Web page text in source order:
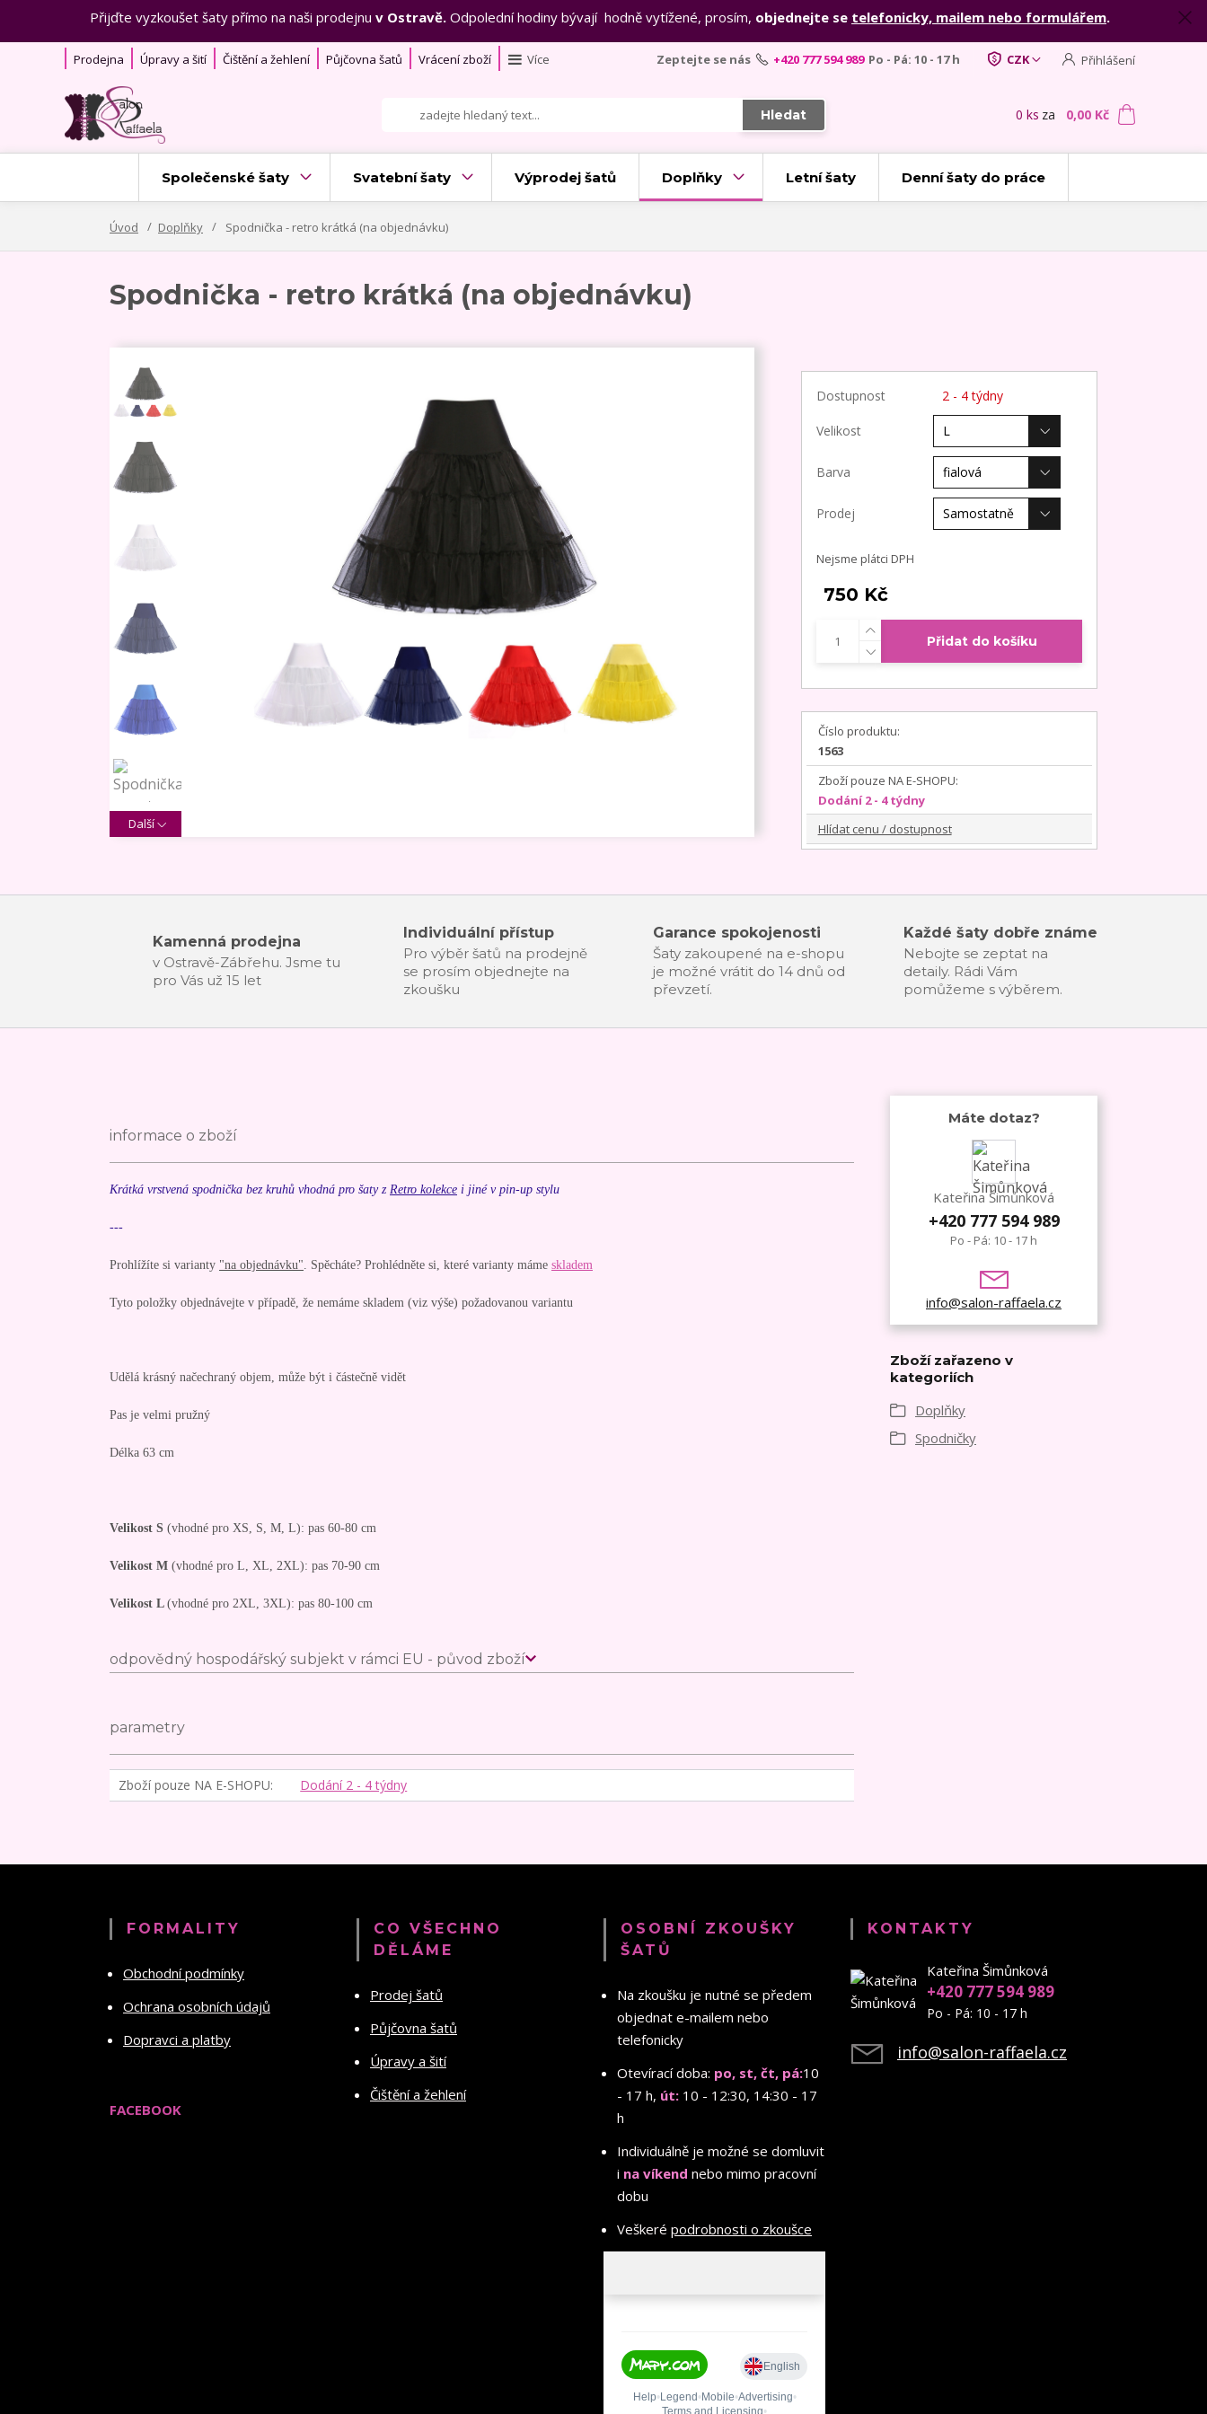
Přijďte vyzkoušet šaty přímo na naši prodejnu v Ostravě. Odpolední hodiny bývají hodně vytížené, prosím, objednejte se telefonicky, mailem nebo formulářem.
Prodejna Úpravy a šití Čištění a žehlení Půjčovna šatů Vrácení zboží Více CZK Přihlášení
Hledat
Zeptejte se nás +420 777 594 989 Po - Pá: 10 - 17 h
0 ks za 0,00 Kč
Společenské šaty Svatební šaty Výprodej šatů Doplňky Letní šaty Denní šaty do práce
Úvod Doplňky Spodnička - retro krátká (na objednávku)
Spodnička - retro krátká (na objednávku)
Další
Dostupnost 2 - 4 týdny
Velikost
Barva
Prodej
Nejsme plátci DPH
750 Kč
Přidat do košíku
Číslo produktu:
1563
Zboží pouze NA E-SHOPU:
Dodání 2 - 4 týdny
Hlídat cenu / dostupnost
Kamenná prodejna
v Ostravě-Zábřehu. Jsme tu
pro Vás už 15 let
Individuální přístup
Pro výběr šatů na prodejně
se prosím objednejte na
zkoušku
Garance spokojenosti
Šaty zakoupené na e-shopu
je možné vrátit do 14 dnů od
převzetí.
Každé šaty dobře známe
Nebojte se zeptat na
detaily. Rádi Vám
pomůžeme s výběrem.
informace o zboží
Krátká vrstvená spodnička bez kruhů vhodná pro šaty z Retro kolekce i jiné v pin-up stylu
---
Prohlížíte si varianty "na objednávku" . Spěcháte? Prohlédněte si, které varianty máme skladem
Tyto položky objednávejte v případě, že nemáme skladem (viz výše) požadovanou variantu
Udělá krásný načechraný objem, může být i částečně vidět
Pas je velmi pružný
Délka 63 cm
Velikost S (vhodné pro XS, S, M, L): pas 60-80 cm
Velikost M (vhodné pro L, XL, 2XL): pas 70-90 cm
Velikost L(vhodné pro 2XL, 3XL): pas 80-100 cm
odpovědný hospodářský subjekt v rámci EU - původ zboží
parametry
Zboží pouze NA E-SHOPU Dodání 2 - 4 týdny
Máte dotaz?
Kateřina Šimůnková
+420 777 594 989
Po - Pá: 10 - 17 h
info@salon-raffaela.cz
Zboží zařazeno v
kategoriích
Doplňky
Spodničky
FORMALITY
Obchodní podmínky
Ochrana osobních údajů
Dopravci a platby
FACEBOOK
CO VŠECHNO
DĚLÁME
Prodej šatů
Půjčovna šatů
Úpravy a šití
Čištění a žehlení
OSOBNÍ ZKOUŠKY
ŠATŮ
Na zkoušku je nutné se předem
objednat e-mailem nebo
telefonicky
Otevírací doba: po, st, čt, pá:10
- 17 h, út: 10 - 12:30, 14:30 - 17
h
Individuálně je možné se domluvit
i na víkend nebo mimo pracovní
dobu
Veškeré podrobnosti o zkoušce
KONTAKTY
Kateřina Šimůnková
+420 777 594 989
Po - Pá: 10 - 17 h
info@salon-raffaela.cz